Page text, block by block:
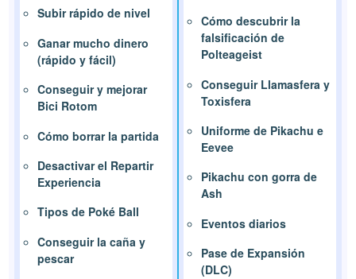
Subir rápido de nivel
Ganar mucho dinero
(rápido y fácil)
Conseguir y mejorar
Bici Rotom
Cómo borrar la partida
Desactivar el Repartir
Experiencia
Tipos de Poké Ball
Conseguir la caña y
pescar
Cómo descubrir la
falsificación de
Polteageist
Conseguir Llamasfera y
Toxisfera
Uniforme de Pikachu e
Eevee
Pikachu con gorra de
Ash
Eventos diarios
Pase de Expansión
(DLC)